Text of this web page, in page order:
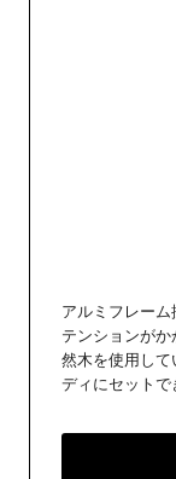
アルミフレー
テンションが
然木を使用して
ディにセットで